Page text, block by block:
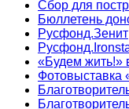
Сбор для
Бюллетень
Русфонд.Зенит
«Будем жить!»
Фотовыставка